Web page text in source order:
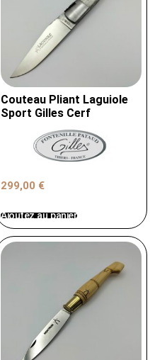
Couteau Pliant Laguiole
Sport Gilles Cerf
299,00 €
Ajoutez au panier